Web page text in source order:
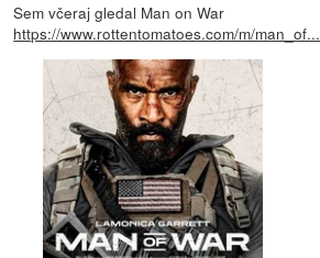
Sem včeraj gledal Man on War
https://www.rottentomatoes.com/m/man_of...